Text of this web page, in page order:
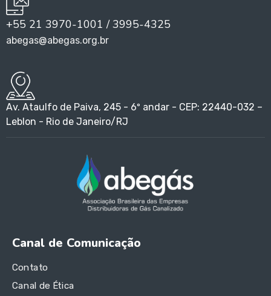
+55 21 3970-1001 / 3995-4325
abegas@abegas.org.br
Av. Ataulfo de Paiva, 245 - 6º andar - CEP: 22440-032 –
Leblon - Rio de Janeiro/RJ
Canal de Comunicação
Contato
Canal de Ética